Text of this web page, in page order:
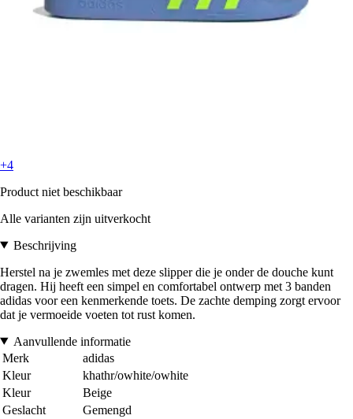
+4
Product niet beschikbaar
Alle varianten zijn uitverkocht
Beschrijving
Herstel na je zwemles met deze slipper die je onder de douche kunt
dragen. Hij heeft een simpel en comfortabel ontwerp met 3 banden
adidas voor een kenmerkende toets. De zachte demping zorgt ervoor
dat je vermoeide voeten tot rust komen.
Aanvullende informatie
Merk
adidas
Kleur
khathr/owhite/owhite
Kleur
Beige
Geslacht
Gemengd